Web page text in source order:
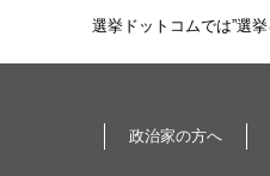
選挙ドットコムでは”選
政治家の方へ